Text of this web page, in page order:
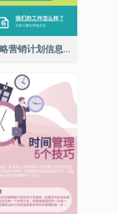
制定战略营销计划信息图表